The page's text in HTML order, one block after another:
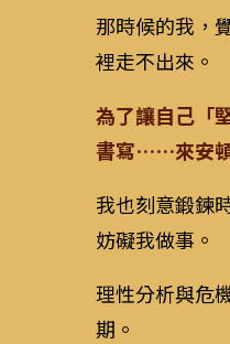
那時候的我，
裡走不出來。
為了讓自己「
書寫……來安
我也刻意鍛鍊
妨礙我做事。
理性分析與危
期。